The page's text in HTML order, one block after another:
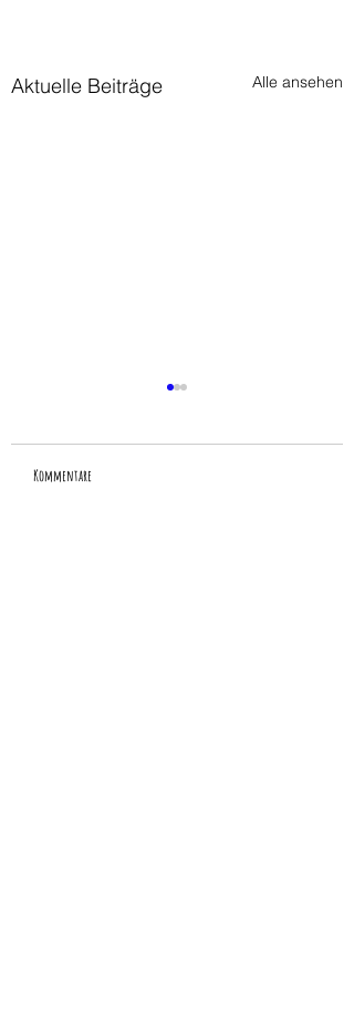
Aktuelle Beiträge Alle ansehen
Kommentare